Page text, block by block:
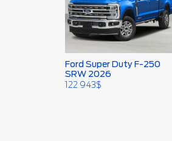
Ford Super Duty F-250
SRW 2026
122 943$